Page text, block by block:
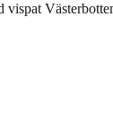
vispat